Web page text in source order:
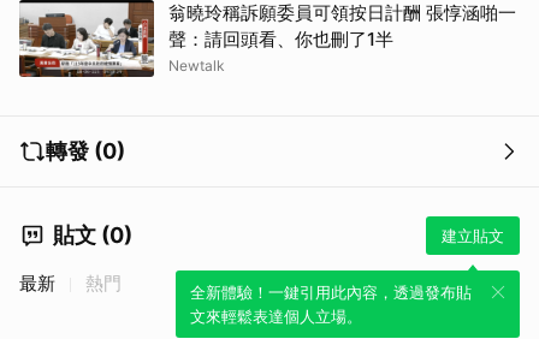
翁曉玲稱訴願委員可領按日計酬 張惇涵啪一
聲：請回頭看、你也刪了1半
Newtalk
轉發 (0)
貼文 (0) 建立貼文
全新體驗！一鍵引用此內容，透過發布貼
文來輕鬆表達個人立場。
最新 熱門